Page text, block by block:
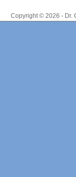
Copyright © 2026 - Dr.